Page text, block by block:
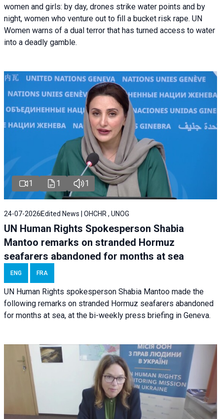
women and girls: by day, drones strike water points and by
night, women who venture out to fill a bucket risk rape. UN
Women warns of a dual terror that has turned access to water
into a deadly gamble.
1 1 1
24-07-2026 Edited News | OHCHR , UNOG
UN Human Rights Spokesperson Shabia
Mantoo remarks on stranded Hormuz
seafarers abandoned for months at sea
ENG FRA
UN Human Rights spokesperson Shabia Mantoo made the
following remarks on stranded Hormuz seafarers abandoned
for months at sea, at the bi-weekly press briefing in Geneva.